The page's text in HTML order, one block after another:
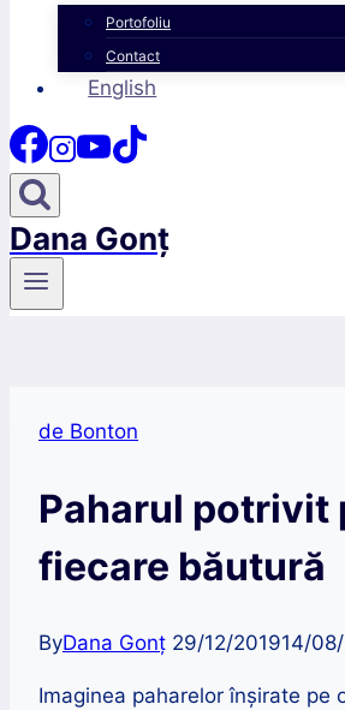
Portofoliu
Contact
English
Dana Gonț
de Bonton
Paharul potrivit
fiecare băutură
ByDana Gonț 29/12/201914/
Imaginea paharelor înșirate pe